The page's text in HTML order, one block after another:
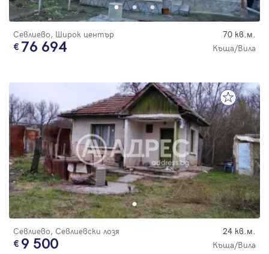
Севлиево, Широк център 70 кв.м.
76 694 Къща/Вила
Севлиево, Севлиевски лозя 24 кв.м.
9 500 Къща/Вила